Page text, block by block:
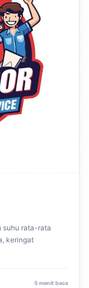
suhu rata-rata
keringat
5 menit baca